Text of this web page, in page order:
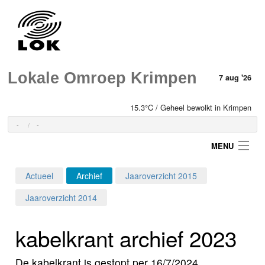
Lokale Omroep Krimpen 7 aug '26
15.3°C / Geheel bewolkt in Krimpen
- -
MENU
Programma's
Actueel Archief
Jaaroverzicht 2015
Jaaroverzicht 2014
kabelkrant archief 2023